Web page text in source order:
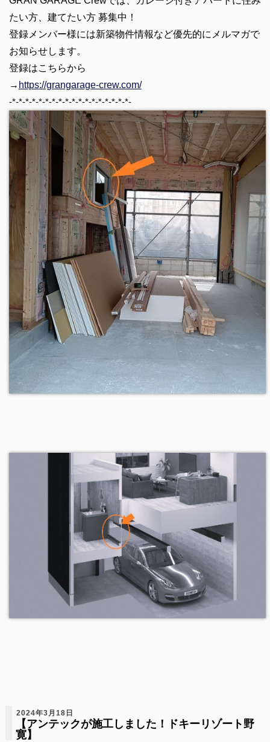
たい方、建てたい方 募集中！
登録メンバー様には新築物件情報など優先的にメルマガで
お知らせします。
登録はこちらから
→ https://grangarage-crew.com/
-*-*-*-*-*-*-*-*-*-*-*-*-*-*-*-*-*-*-
2024年3月18日
【アンテックが施工しました！ドキーリゾート野
寛】